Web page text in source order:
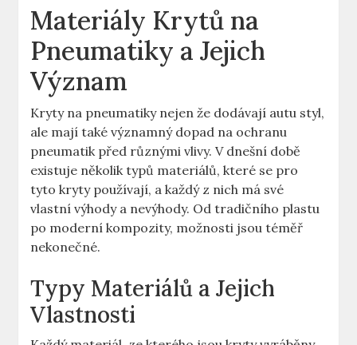
Materiály Krytů na
Pneumatiky a Jejich
Význam
Kryty na pneumatiky nejen že dodávají autu styl,
ale mají také významný dopad na ochranu
pneumatik před různými vlivy. V dnešní době
existuje několik typů materiálů, které se pro
tyto kryty používají, a každý z nich má své
vlastní výhody a nevýhody. Od tradičního plastu
po moderní kompozity, možnosti jsou téměř
nekonečné.
Typy Materiálů a Jejich
Vlastnosti